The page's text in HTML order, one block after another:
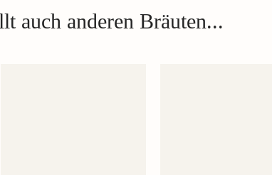
auch anderen Bräuten...